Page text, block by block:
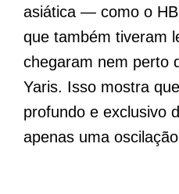
asiática — como o
que também tiveram
chegaram nem perto
Yaris. Isso mostra
profundo e exclusivo
apenas uma